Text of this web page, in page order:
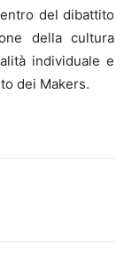
del dibattito
della cultura
individuale e
dei Makers.